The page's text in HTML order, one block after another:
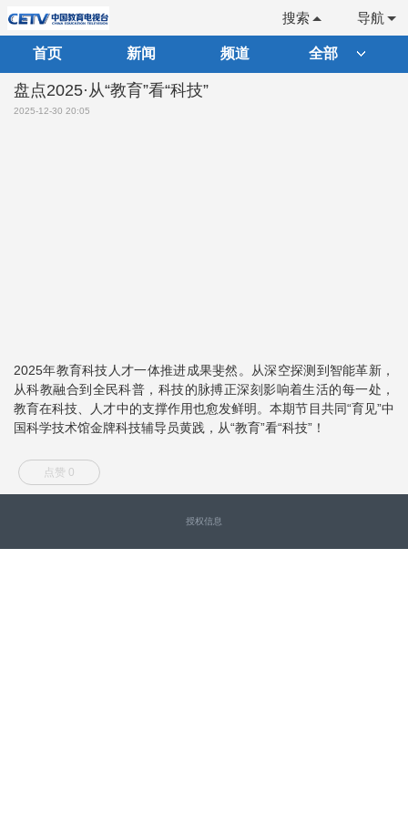
导航
搜索
首页 新闻 频道 全部
盘点2025·从“教育”看“科技”
2025-12-30 20:05
2025年教育科技人才一体推进成果斐然。从深空探测到智能革新，
从科教融合到全民科普，科技的脉搏正深刻影响着生活的每一处，
教育在科技、人才中的支撑作用也愈发鲜明。本期节目共同“育见”中
国科学技术馆金牌科技辅导员黄践，从“教育”看“科技”！
点赞 0
授权信息